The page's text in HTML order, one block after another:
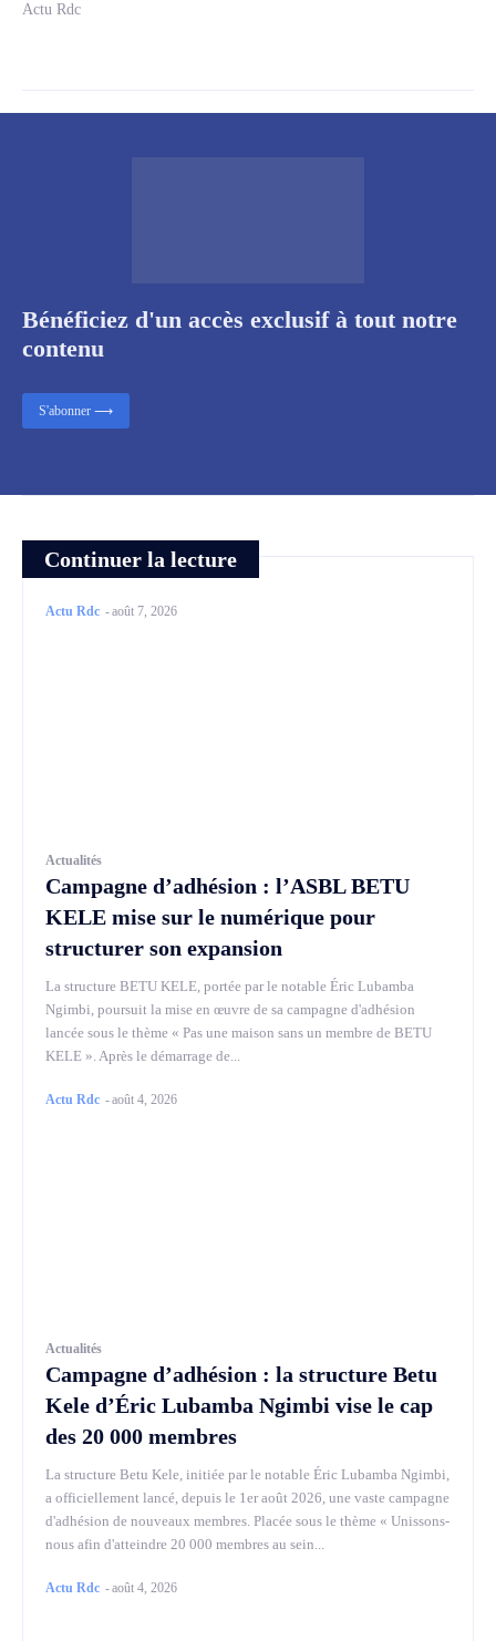
Actu Rdc
Continuer la lecture
Actu Rdc -août 7, 2026
Actualités
Campagne d’adhésion : l’ASBL BETU
KELE mise sur le numérique pour
structurer son expansion
La structure BETU KELE, portée par le notable Éric Lubamba
Ngimbi, poursuit la mise en œuvre de sa campagne d'adhésion
lancée sous le thème « Pas une maison sans un membre de BETU
KELE ». Après le démarrage de...
Actu Rdc -août 4, 2026
Actualités
Campagne d’adhésion : la structure Betu
Kele d’Éric Lubamba Ngimbi vise le cap
des 20 000 membres
La structure Betu Kele, initiée par le notable Éric Lubamba Ngimbi,
a officiellement lancé, depuis le 1er août 2026, une vaste campagne
d'adhésion de nouveaux membres. Placée sous le thème « Unissons-
nous afin d'atteindre 20 000 membres au sein...
Actu Rdc -août 4, 2026
Bénéficiez d'un accès exclusif à tout notre
contenu
S'abonner ⟶